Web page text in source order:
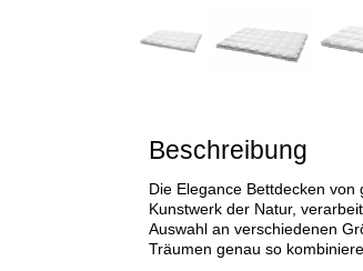
Beschreibung
Die Elegance Bettdecken
Kunstwerk der Natur,
Auswahl an verschiedenen
Träumen genau so